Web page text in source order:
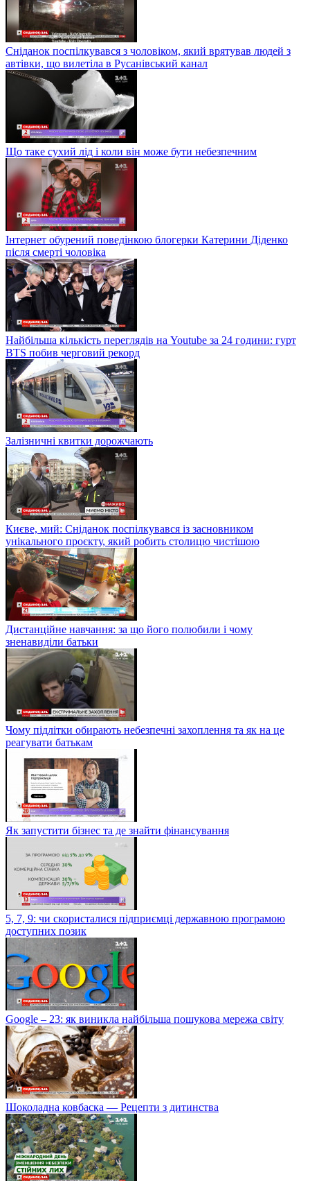
Сніданок поспілкувався з чоловіком, який врятував людей з
автівки, що вилетіла в Русанівський канал
Що таке сухий лід і коли він може бути небезпечним
Інтернет обурений поведінкою блогерки Катерини Діденко
після смерті чоловіка
Найбільша кількість переглядів на Youtube за 24 години: гурт
BTS побив черговий рекорд
Залізничні квитки дорожчають
Києве, мий: Сніданок поспілкувався із засновником
унікального проєкту, який робить столицю чистішою
Дистанційне навчання: за що його полюбили і чому
зненавиділи батьки
Чому підлітки обирають небезпечні захоплення та як на це
реагувати батькам
Як запустити бізнес та де знайти фінансування
5, 7, 9: чи скористалися підприємці державною програмою
доступних позик
Google – 23: як виникла найбільша пошукова мережа світу
Шоколадна ковбаска — Рецепти з дитинства